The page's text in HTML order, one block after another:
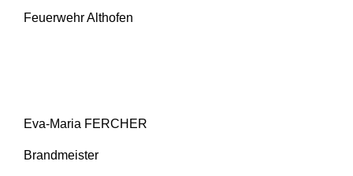
Feuerwehr Althofen
Eva-Maria FERCHER
Brandmeister